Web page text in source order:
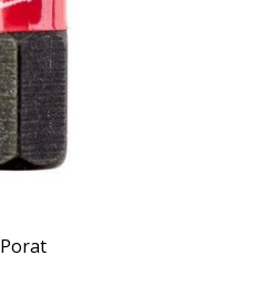
Porat